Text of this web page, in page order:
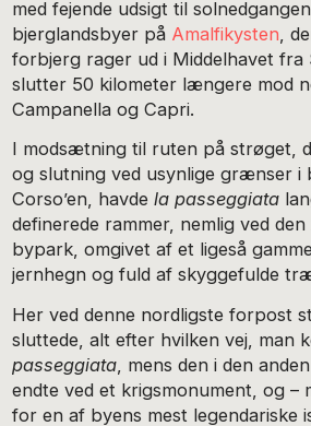
med fejende udsigt til
bjerglandsbyer på Amalfikysten ,
forbjerg rager ud i Middelhavet fra
slutter 50 kilometer længere mod
Campanella og Capri.
I modsætning til ruten på strøget,
og slutning ved usynlige grænser i
Corso’en, havdela passeggiata
definerede rammer, nemlig ved
bypark, omgivet af et ligeså
jernhegn og fuld af skyggefulde
Her ved denne nordligste forpost
sluttede, alt efter hvilken vej, man
passeggiata , mens den i den
endte ved et krigsmonument, og –
for en af byens mest legendariske